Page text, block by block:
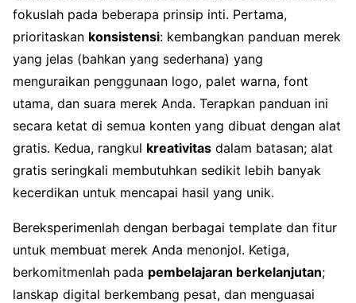
fokuslah pada beberapa prinsip inti. Pertama,
prioritaskan konsistensi: kembangkan panduan merek
yang jelas (bahkan yang sederhana) yang
menguraikan penggunaan logo, palet warna, font
utama, dan suara merek Anda. Terapkan panduan ini
secara ketat di semua konten yang dibuat dengan alat
gratis. Kedua, rangkul kreativitas dalam batasan; alat
gratis seringkali membutuhkan sedikit lebih banyak
kecerdikan untuk mencapai hasil yang unik.
Bereksperimenlah dengan berbagai template dan fitur
untuk membuat merek Anda menonjol. Ketiga,
berkomitmenlah pada pembelajaran berkelanjutan;
lanskap digital berkembang pesat, dan menguasai